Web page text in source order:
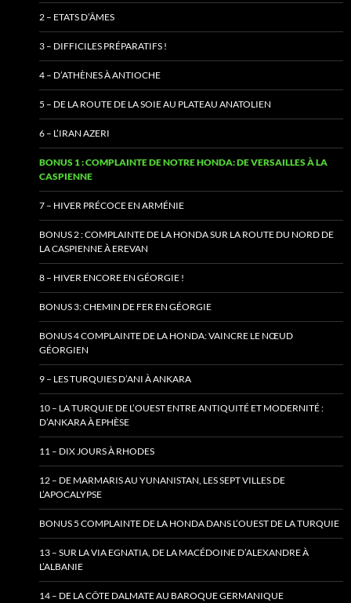
2 – ETATS D’ÂMES
3 – DIFFICILES PRÉPARATIFS !
4 – D’ATHÈNES À ANTIOCHE
5 – DE LA ROUTE DE LA SOIE AU PLATEAU ANATOLIEN
6 – L’IRAN AZERI
BONUS 1 : COMPLAINTE DE NOTRE HONDA: DE VERSAILLES À LA
CASPIENNE
7 – HIVER PRÉCOCE EN ARMÉNIE
BONUS 2 : COMPLAINTE DE LA HONDA SUR LA ROUTE DU NORD DE
LA CASPIENNE À EREVAN
8 – HIVER ENCORE EN GÉORGIE !
BONUS 3: CHEMIN DE FER EN GÉORGIE
BONUS 4 COMPLAINTE DE LA HONDA: VAINCRE LE NŒUD
GÉORGIEN
9 – LES TURQUIES D’ANI À ANKARA
10 – LA TURQUIE DE L’OUEST ENTRE ANTIQUITÉ ET MODERNITÉ :
D’ANKARA À EPHÈSE
11 – DIX JOURS À RHODES
12 – DE MARMARIS AU YUNANISTAN, LES SEPT VILLES DE
L’APOCALYPSE
BONUS 5 COMPLAINTE DE LA HONDA DANS L’OUEST DE LA TURQUIE
13 – SUR LA VIA EGNATIA, DE LA MACÉDOINE D’ALEXANDRE À
L’ALBANIE
14 – DE LA CÔTE DALMATE AU BAROQUE GERMANIQUE